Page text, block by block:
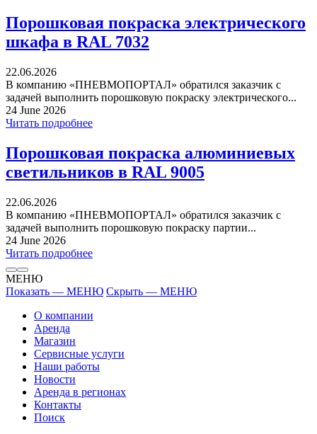
Порошковая покраска электрического
шкафа в RAL 7032
22.06.2026
В компанию «ПНЕВМОПОРТАЛ» обратился заказчик с
задачей выполнить порошковую покраску электрического...
24 June 2026
Читать подробнее
Порошковая покраска алюминиевых
светильников в RAL 9005
22.06.2026
В компанию «ПНЕВМОПОРТАЛ» обратился заказчик с
задачей выполнить порошковую покраску партии...
24 June 2026
Читать подробнее
МЕНЮ
Показать — МЕНЮ Скрыть — МЕНЮ
О компании
Аренда
Магазин
Сервисные услуги
Наши работы
Новости
Аренда в регионах
Контакты
Поиск